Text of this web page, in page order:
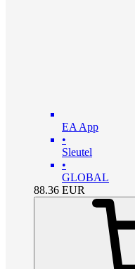
EA App
•
Sleutel
•
GLOBAL
88.36 EUR